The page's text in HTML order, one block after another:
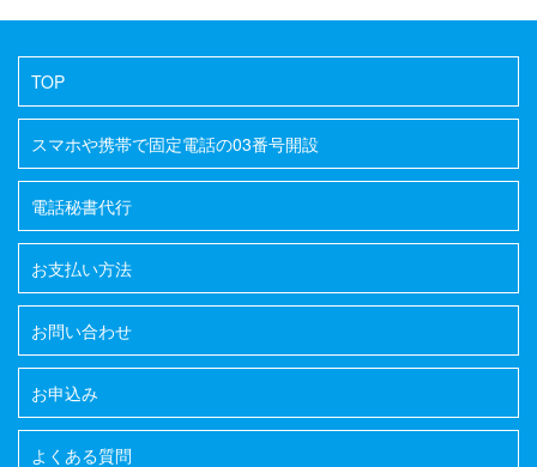
TOP
スマホや携帯で固定電話の03番号開設
電話秘書代行
お支払い方法
お問い合わせ
お申込み
よくある質問